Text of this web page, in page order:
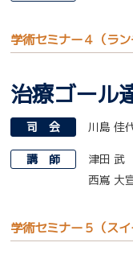
学術セミナー４（ラ
治療ゴール
司 会 川島 佳
講 師
津田 武
西嶌 大
学術セミナー５（ス